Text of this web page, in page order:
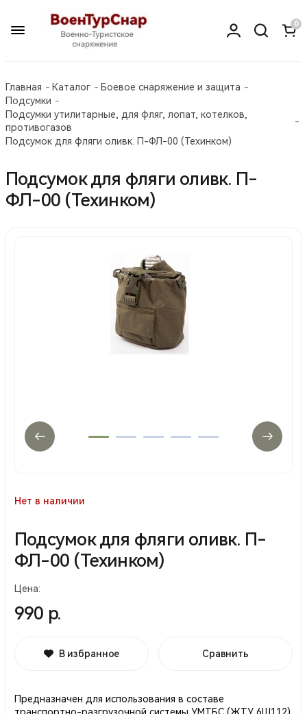
0
Главная Каталог
Боевое снаряжение и защита
Подсумки
Подсумки утилитарные, для фляг, лопат, котелков,
противогазов
Подсумок для фляги оливк. П-ФЛ-00 (Техинком)
Подсумок для фляги оливк. П-
ФЛ-00 (Техинком)
Нет в наличии
Подсумок для фляги оливк. П-
ФЛ-00 (Техинком)
Цена:
990 р.
В избранное Сравнить
Предназначен для использования в составе
транспортно-разгрузочной системы УМТБС (ЖТУ 6Ш112)